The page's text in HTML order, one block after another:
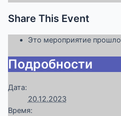
Share This Event
Это мероприятие
Подробности
Дата:
20.12.2023
Время: